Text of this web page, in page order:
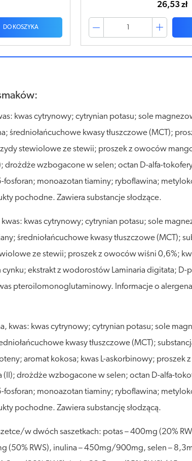
DO KOSZYKA
26,53 zł
kwas cytrynowy; cytrynian potasu; sole
średniołańcuchowe kwasy tłuszczowe (MCT);
stewiolowe ze stewii; proszek z owoców
drożdże wzbogacone w selen; octan D-alfa-
monoazotan tiaminy; ryboflawina;
pochodne. Zawiera substancje słodzące.
kwas: kwas cytrynowy; cytrynian potasu; sole
średniołańcuchowe kwasy tłuszczowe (MCT);
ze stewii; proszek z owoców wiśni 0,6%;
ekstrakt z wodorostów Laminaria digitata;
pteroilomonoglutaminowy. Informacje o
kwas: kwas cytrynowy; cytrynian potasu; sole
kwasy tłuszczowe (MCT);
aromat kokosa; kwas L-askorbinowy; proszek
drożdże wzbogacone w selen; octan D-alfa-
monoazotan tiaminy; ryboflawina;
pochodne. Zawiera substancję słodzącą.
w dwóch saszetkach: potas – 400mg (20%
(50% RWS), inulina – 450mg/900mg, selen –